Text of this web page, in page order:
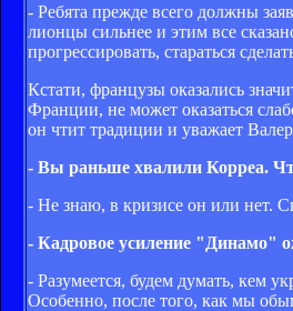
- Ребята прежде всего должны
лионцы сильнее и этим все
прогрессировать, стараться
Кстати, французы оказались
Франции, не может оказаться
он чтит традиции и уважает
- Вы раньше хвалили Корреа.
- Не знаю, в кризисе он или нет.
- Кадровое усиление "Динамо"
- Разумеется, будем думать, кем
Особенно, после того, как мы